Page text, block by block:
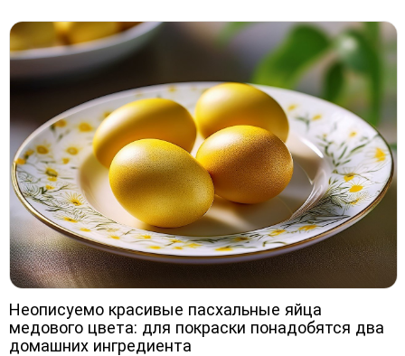
Неописуемо красивые пасхальные яйца
медового цвета: для покраски понадобятся два
домашних ингредиента